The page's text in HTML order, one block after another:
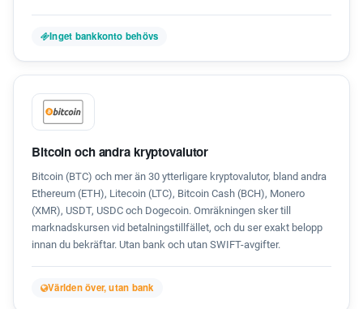
Inget bankkonto behövs
Bitcoin och andra kryptovalutor
Bitcoin (BTC) och mer än 30 ytterligare kryptovalutor, bland andra
Ethereum (ETH), Litecoin (LTC), Bitcoin Cash (BCH), Monero
(XMR), USDT, USDC och Dogecoin. Omräkningen sker till
marknadskursen vid betalningstillfället, och du ser exakt belopp
innan du bekräftar. Utan bank och utan SWIFT-avgifter.
Världen över, utan bank